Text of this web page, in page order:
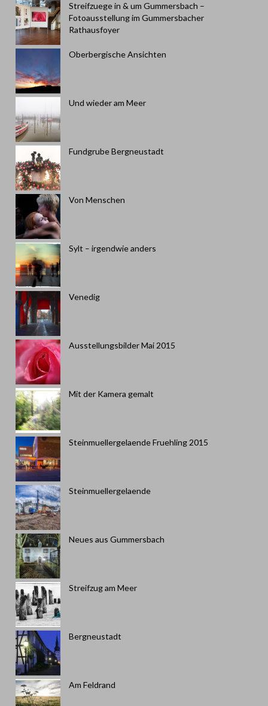
Streifzuege in & um Gummersbach –
Fotoausstellung im Gummersbacher
Rathausfoyer
Oberbergische Ansichten
Und wieder am Meer
Fundgrube Bergneustadt
Von Menschen
Sylt – irgendwie anders
Venedig
Ausstellungsbilder Mai 2015
Mit der Kamera gemalt
Steinmuellergelaende Fruehling 2015
Steinmuellergelaende
Neues aus Gummersbach
Streifzug am Meer
Bergneustadt
Am Feldrand